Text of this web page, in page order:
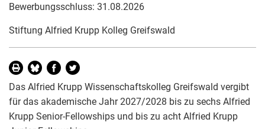
Bewerbungsschluss: 31.08.2026
Stiftung Alfried Krupp Kolleg Greifswald
Das Alfried Krupp Wissenschaftskolleg Greifswald vergibt
für das akademische Jahr 2027/2028 bis zu sechs Alfried
Krupp Senior-Fellowships und bis zu acht Alfried Krupp